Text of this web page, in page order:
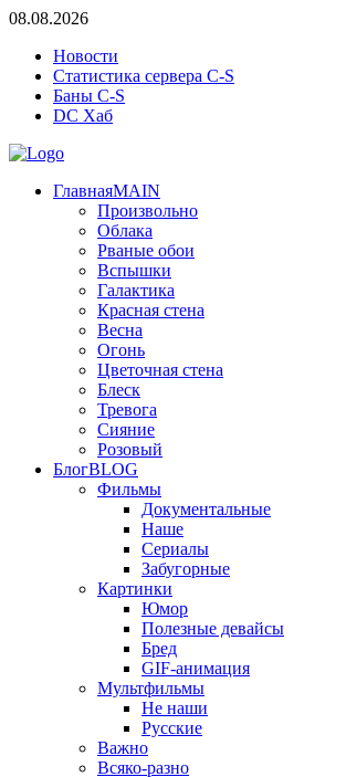
08.08.2026
Новости
Статистика сервера C-S
Баны C-S
DC Хаб
ГлавнаяMAIN
Произвольно
Облака
Рваные обои
Вспышки
Галактика
Красная стена
Весна
Огонь
Цветочная стена
Блеск
Тревога
Сияние
Розовый
БлогBLOG
Фильмы
Документальные
Наше
Сериалы
Забугорные
Картинки
Юмор
Полезные девайсы
Бред
GIF-анимация
Мультфильмы
Не наши
Русские
Важно
Всяко-разно